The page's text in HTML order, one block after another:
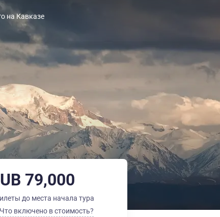
на Кавказе
79,000
до места начала тура
Что включено в стоимость?